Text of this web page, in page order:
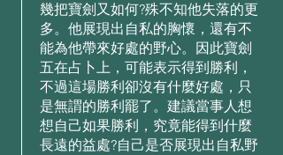
幾把寶劍⼜如何?殊不知他失落的更
多。他展現出⾃私的胸懷，還有不
能為他帶來好處的野⼼。因此寶劍
五在占⼘上，可能表⽰得到勝利，
不過這場勝利卻沒有什麼好處，只
是無謂的勝利罷了。建議當事⼈想
想⾃⼰如果勝利，究竟能得到什麼
⻑遠的益處?⾃⼰是否展現出⾃私野